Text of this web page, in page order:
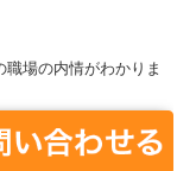
場の内情がわかりま